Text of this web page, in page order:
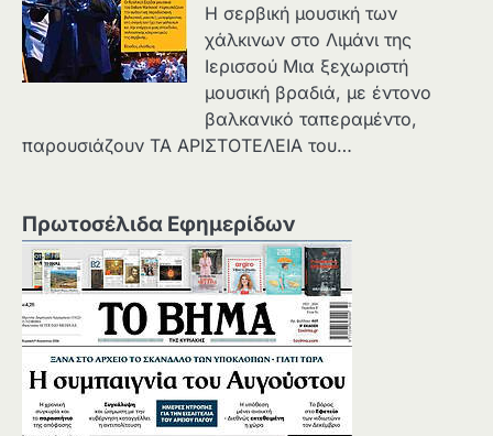
Η σερβική μουσική των
χάλκινων στο Λιμάνι της
Ιερισσού Μια ξεχωριστή
μουσική βραδιά, με έντονο
βαλκανικό ταπεραμέντο,
παρουσιάζουν ΤΑ ΑΡΙΣΤΟΤΕΛΕΙΑ του…
Πρωτοσέλιδα Εφημερίδων